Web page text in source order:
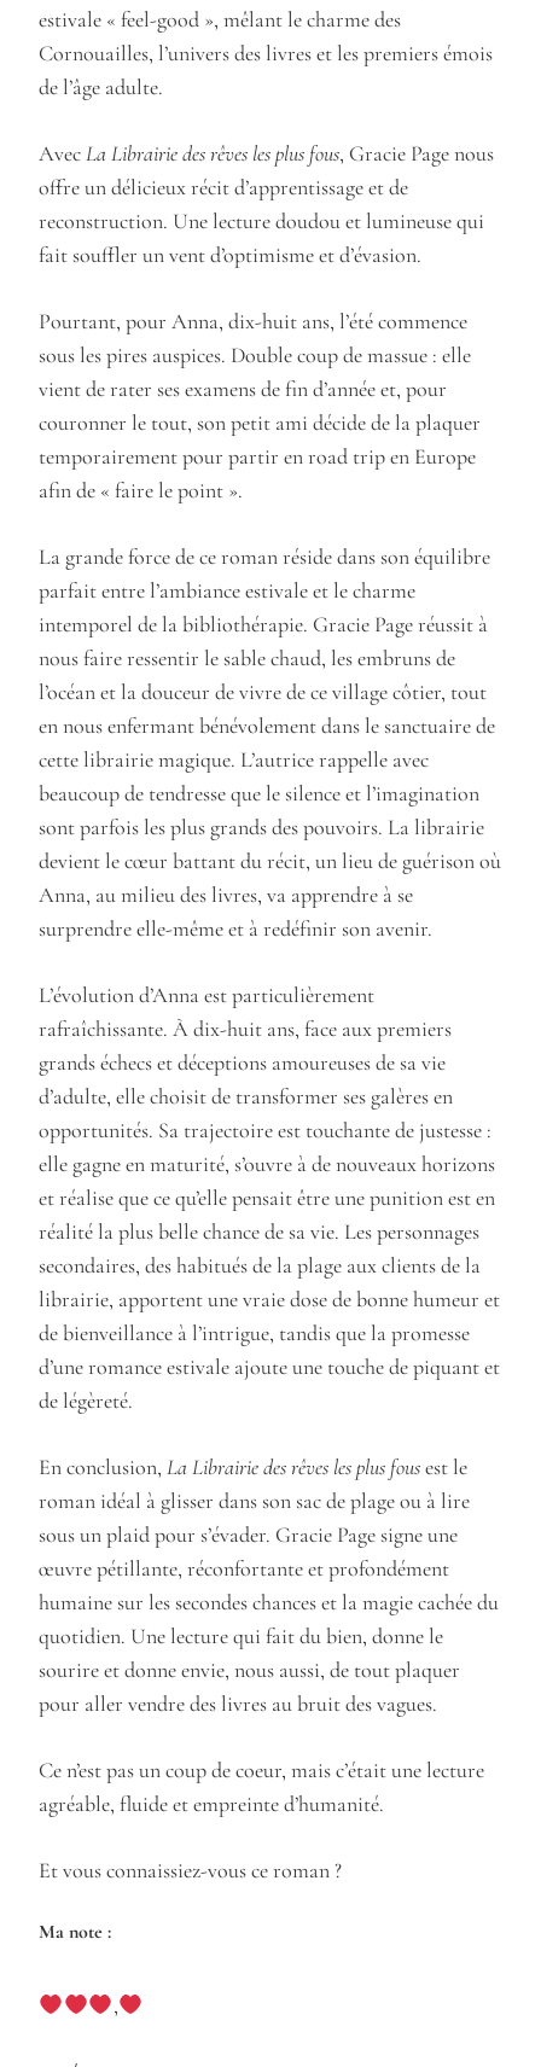
estivale « feel-good », mêlant le charme des
Cornouailles, l’univers des livres et les premiers émois
de l’âge adulte.
AvecLa Librairie des rêves les plus fous, Gracie Page nous
offre un délicieux récit d’apprentissage et de
reconstruction. Une lecture doudou et lumineuse qui
fait souffler un vent d’optimisme et d’évasion.
Pourtant, pour Anna, dix-huit ans, l’été commence
sous les pires auspices. Double coup de massue : elle
vient de rater ses examens de fin d’année et, pour
couronner le tout, son petit ami décide de la plaquer
temporairement pour partir en road trip en Europe
afin de « faire le point ».
La grande force de ce roman réside dans son équilibre
parfait entre l’ambiance estivale et le charme
intemporel de la bibliothérapie. Gracie Page réussit à
nous faire ressentir le sable chaud, les embruns de
l’océan et la douceur de vivre de ce village côtier, tout
en nous enfermant bénévolement dans le sanctuaire de
cette librairie magique. L’autrice rappelle avec
beaucoup de tendresse que le silence et l’imagination
sont parfois les plus grands des pouvoirs. La librairie
devient le cœur battant du récit, un lieu de guérison où
Anna, au milieu des livres, va apprendre à se
surprendre elle-même et à redéfinir son avenir.
L’évolution d’Anna est particulièrement
rafraîchissante. À dix-huit ans, face aux premiers
grands échecs et déceptions amoureuses de sa vie
d’adulte, elle choisit de transformer ses galères en
opportunités. Sa trajectoire est touchante de justesse :
elle gagne en maturité, s’ouvre à de nouveaux horizons
et réalise que ce qu’elle pensait être une punition est en
réalité la plus belle chance de sa vie. Les personnages
secondaires, des habitués de la plage aux clients de la
librairie, apportent une vraie dose de bonne humeur et
de bienveillance à l’intrigue, tandis que la promesse
d’une romance estivale ajoute une touche de piquant et
de légèreté.
En conclusion, La Librairie des rêves les plus fousest le
roman idéal à glisser dans son sac de plage ou à lire
sous un plaid pour s’évader. Gracie Page signe une
œuvre pétillante, réconfortante et profondément
humaine sur les secondes chances et la magie cachée du
quotidien. Une lecture qui fait du bien, donne le
sourire et donne envie, nous aussi, de tout plaquer
pour aller vendre des livres au bruit des vagues.
Ce n’est pas un coup de coeur, mais c’était une lecture
agréable, fluide et empreinte d’humanité.
Et vous connaissiez-vous ce roman ?
Ma note :
,